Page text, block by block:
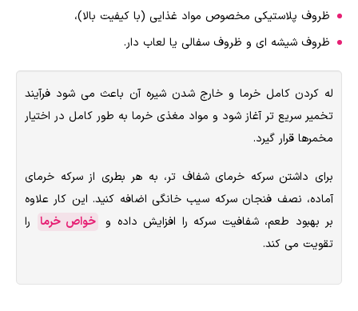
ظروف پلاستیکی مخصوص مواد غذایی (با کیفیت بالا)،
ظروف شیشه ای و ظروف سفالی یا لعاب دار.
له کردن کامل خرما و خارج شدن شیره آن باعث می شود فرآیند
تخمیر سریع تر آغاز شود و مواد مغذی خرما به طور کامل در اختیار
مخمرها قرار گیرد.
برای داشتن سرکه خرمای شفاف تر، به هر بطری از سرکه خرمای
آماده، نصف فنجان سرکه سیب خانگی اضافه کنید. این کار علاوه
بر بهبود طعم، شفافیت سرکه را افزایش داده و
خواص خرما
را
تقویت می کند.